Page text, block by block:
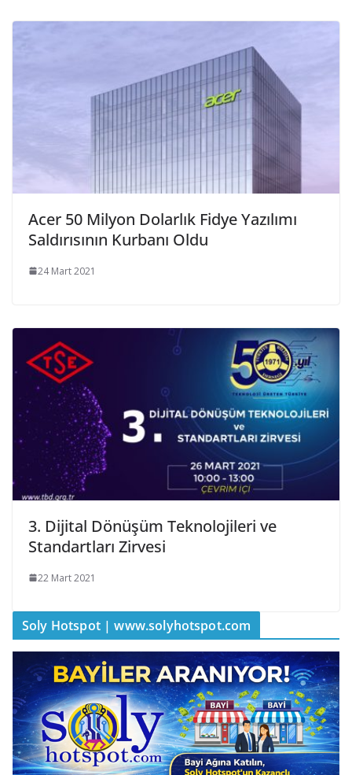
Acer 50 Milyon Dolarlık Fidye Yazılımı
Saldırısının Kurbanı Oldu
24 Mart 2021
3. Dijital Dönüşüm Teknolojileri ve
Standartları Zirvesi
22 Mart 2021
Soly Hotspot | www.solyhotspot.com